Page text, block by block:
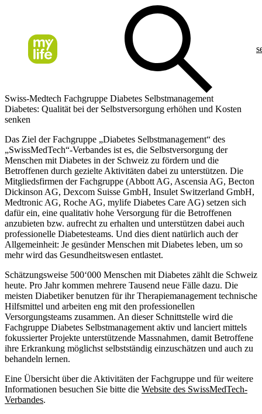
Swiss-Medtech Fachgruppe Diabetes Selbstmanagement
Diabetes: Qualität bei der Selbstversorgung erhöhen und Kosten
senken
Das Ziel der Fachgruppe „Diabetes Selbstmanagement“ des
„SwissMedTech“-Verbandes ist es, die Selbstversorgung der
Menschen mit Diabetes in der Schweiz zu fördern und die
Betroffenen durch gezielte Aktivitäten dabei zu unterstützen. Die
Mitgliedsfirmen der Fachgruppe (Abbott AG, Ascensia AG, Becton
Dickinson AG, Dexcom Suisse GmbH, Insulet Switzerland GmbH,
Medtronic AG, Roche AG, mylife Diabetes Care AG) setzen sich
dafür ein, eine qualitativ hohe Versorgung für die Betroffenen
anzubieten bzw. aufrecht zu erhalten und unterstützen dabei auch
professionelle Diabetesteams. Und dies dient natürlich auch der
Allgemeinheit: Je gesünder Menschen mit Diabetes leben, um so
mehr wird das Gesundheitswesen entlastet.
Schätzungsweise 500‘000 Menschen mit Diabetes zählt die Schweiz
heute. Pro Jahr kommen mehrere Tausend neue Fälle dazu. Die
meisten Diabetiker benutzen für ihr Therapiemanagement technische
Hilfsmittel und arbeiten eng mit den professionellen
Versorgungsteams zusammen. An dieser Schnittstelle wird die
Fachgruppe Diabetes Selbstmanagement aktiv und lanciert mittels
fokussierter Projekte unterstützende Massnahmen, damit Betroffene
ihre Erkrankung möglichst selbstständig einzuschätzen und auch zu
behandeln lernen.
Eine Übersicht über die Aktivitäten der Fachgruppe und für weitere
Informationen besuchen Sie bitte die Website des SwissMedTech-
Verbandes.